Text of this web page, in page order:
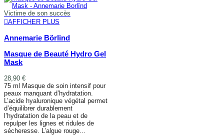
Victime de son succès
AFFICHER PLUS
Annemarie Börlind
Masque de Beauté Hydro Gel
Mask
28,90 €
75 ml Masque de soin intensif pour
peaux manquant d’hydratation.
L’acide hyaluronique végétal permet
d’équilibrer durablement
l’hydratation de la peau et de
repulper les lignes et ridules de
sécheresse. L’algue rouge...